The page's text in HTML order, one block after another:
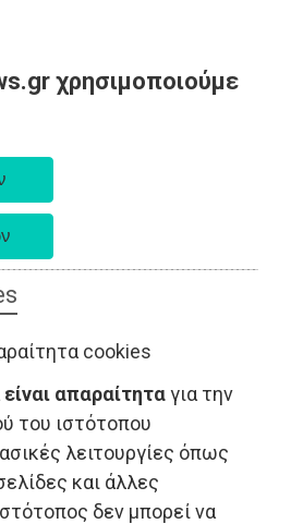
χρησιμοποιούμε
cookies
είναι απαραίτηταγια την
του ιστότοπου
λειτουργίες όπως
και άλλες
δεν μπορεί να
- Ραφήνα